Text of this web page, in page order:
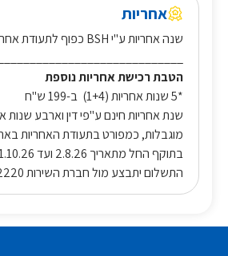
אחריות
שנה אחריות ע"י BSH כפוף לתעודת אחריות
הטבת רכישת אחריות נוספת
*5 שנות אחריות (1+4) ב-199 ש"ח
שנת אחריות חינם ע"פי דין וארבע שנות
מוגבלות, כמפורט בתעודת האחריות
בתוקף החל מתאריך 2.8.26 ועד 1.10.26 בכפוף
התשלום יתבצע מול חברת השירות 2220*